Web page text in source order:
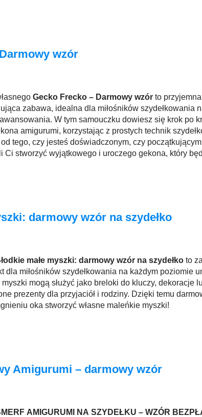
wzór
Gecko Frecko – Darmowy wzór to
zabawa, idealna dla miłośników szydełkowania
W tym samouczku dowiesz się krok po
amigurumi, korzystając z prostych technik
tego, czy jesteś doświadczonym, czy początkującym
Ci stworzyć wyjątkowego i uroczego gekona, który
darmowy wzór na szydełko
małe myszki: darmowy wzór na szydełko to
dla miłośników szydełkowania na każdym poziomie
myszki mogą służyć jako breloki do kluczy, dekoracje
prezenty dla przyjaciół i rodziny. Dzięki temu
oka stworzyć własne maleńkie myszki!
Amigurumi – darmowy wzór
AMIGURUMI NA SZYDEŁKU – WZÓR